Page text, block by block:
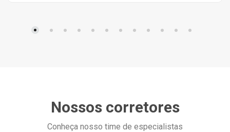
Nossos corretores
Conheça nosso time de especialistas